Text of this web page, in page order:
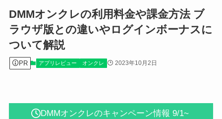
DMMオンクレの利用料金や課金方法 ブ
ラウザ版との違いやログインボーナスに
ついて解説
PR アプリレビュー オンクレ 2023年10月2日
DMMオンクレのキャンペーン情報 9/1~